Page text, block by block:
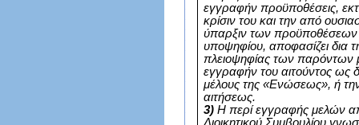
εγγραφήν προϋποθέσεις,
κρίσιν του και την από
ύπαρξιν των
υποψηφίου, αποφασίζει δια
πλειοψηφίας των παρόντων
εγγραφήν του αιτούντος ως
μέλους της «Ενώσεως», ή
αιτήσεως.
3) Η περί εγγραφής μελών